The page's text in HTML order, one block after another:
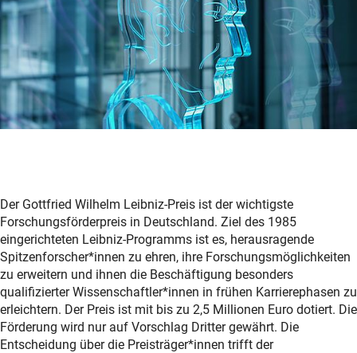
Der Gottfried Wilhelm Leibniz-Preis ist der wichtigste
Forschungsförderpreis in Deutschland. Ziel des 1985
eingerichteten Leibniz-Programms ist es, herausragende
Spitzenforscher*innen zu ehren, ihre Forschungsmöglichkeiten
zu erweitern und ihnen die Beschäftigung besonders
qualifizierter Wissenschaftler*innen in frühen Karrierephasen zu
erleichtern. Der Preis ist mit bis zu 2,5 Millionen Euro dotiert. Die
Förderung wird nur auf Vorschlag Dritter gewährt. Die
Entscheidung über die Preisträger*innen trifft der